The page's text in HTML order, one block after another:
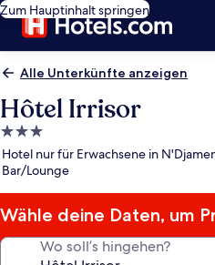
Zum Hauptinhalt springen
Alle Unterkünfte anzeigen
Hôtel Irrisor
3.0-
Sterne-
Unterkunft
Hotel nur für Erwachsene in
Bar/Lounge
Wähle deine Daten, um
Wo soll’s hingehen?